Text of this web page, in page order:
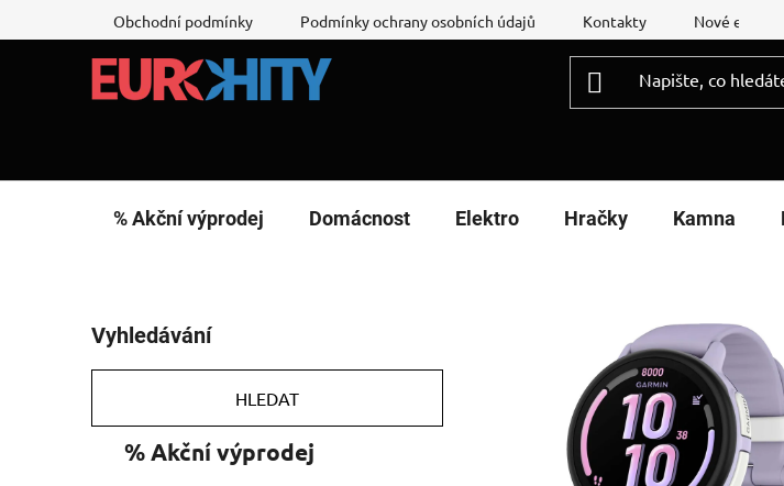
na
Obchodní podmínky Podmínky ochrany osobních údajů Kontakty Nové
% Akční výprodej Domácnost Elektro Hračky Kamna
o
s
r
Vyhledávání
HLEDAT
kategorie
% Akční výprodej